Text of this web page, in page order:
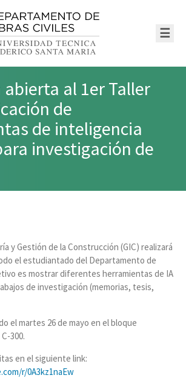
☰
al 1er Taller
de
de inteligencia
investigación de
y Gestión de la Construcción (GIC) realizará
el estudiantado del Departamento de
es mostrar diferentes herramientas de IA
de investigación (memorias, tesis,
el martes 26 de mayo en el bloque
300.
en el siguiente link:
r/0A3kz1naEw